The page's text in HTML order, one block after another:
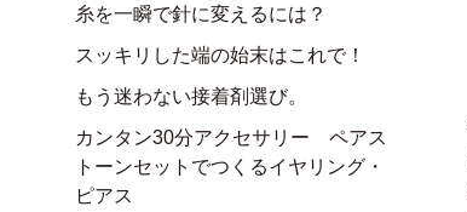
糸を一瞬で針に変えるには？
スッキリした端の始末はこれで！
もう迷わない接着剤選び。
カンタン30分アクセサリー ペアス
トーンセットでつくるイヤリング・
ピアス